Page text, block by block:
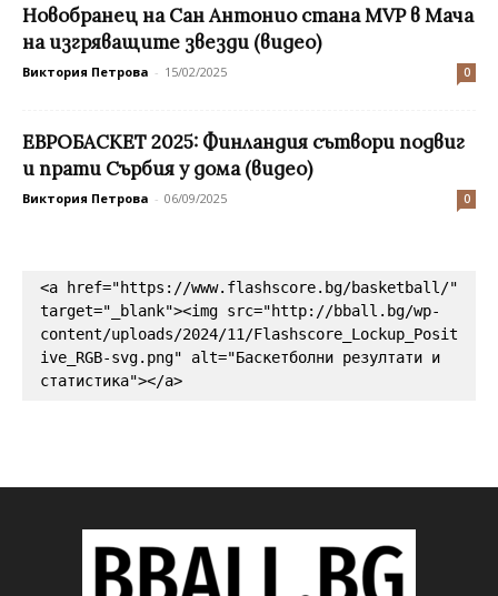
Новобранец на Сан Антонио стана MVP в Мача
на изгряващите звезди (видео)
Виктория Петрова - 15/02/2025 0
ЕВРОБАСКЕТ 2025: Финландия сътвори подвиг
и прати Сърбия у дома (видео)
Виктория Петрова - 06/09/2025 0
<a href="https://www.flashscore.bg/basketball/"
target="_blank"><img src="http://bball.bg/wp-
content/uploads/2024/11/Flashscore_Lockup_Posit
ive_RGB-svg.png" alt="Баскетболни резултати и
статистика"></a>